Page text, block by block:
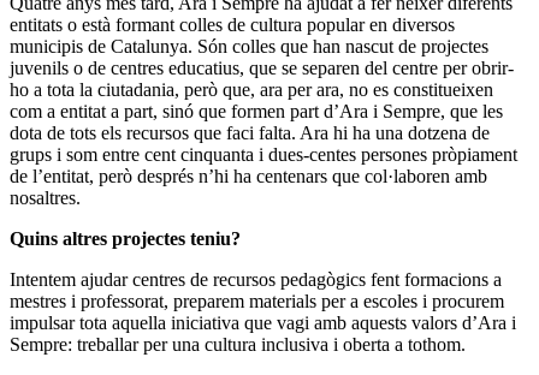
entitats o està formant colles de cultura popular en diversos
municipis de Catalunya. Són colles que han nascut de projectes
juvenils o de centres educatius, que se separen del centre per obrir-
ho a tota la ciutadania, però que, ara per ara, no es constitueixen
com a entitat a part, sinó que formen part d’Ara i Sempre, que les
dota de tots els recursos que faci falta. Ara hi ha una dotzena de
grups i som entre cent cinquanta i dues-centes persones pròpiament
de l’entitat, però després n’hi ha centenars que col·laboren amb
nosaltres.
Quins altres projectes teniu?
Intentem ajudar centres de recursos pedagògics fent formacions a
mestres i professorat, preparem materials per a escoles i procurem
impulsar tota aquella iniciativa que vagi amb aquests valors d’Ara i
Sempre: treballar per una cultura inclusiva i oberta a tothom.